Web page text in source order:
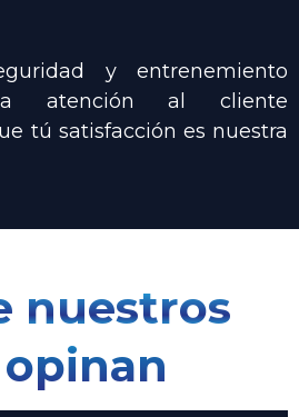
y entrenemiento
la atención al cliente
tú satisfacción es nuestra
nuestros